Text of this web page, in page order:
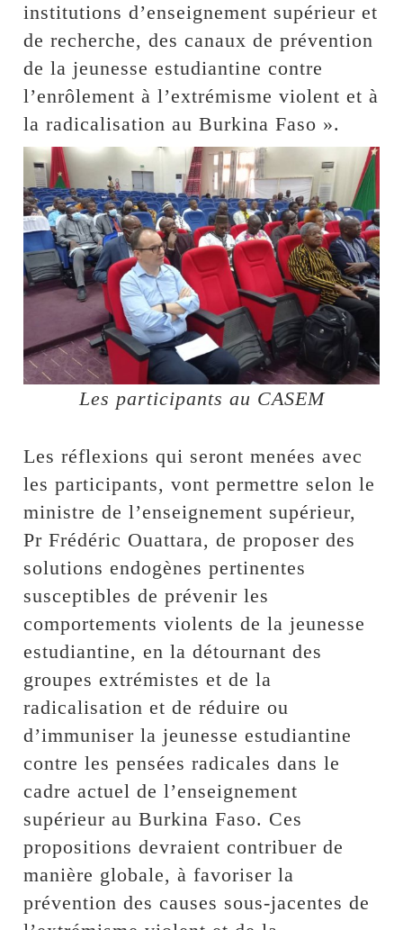
institutions d’enseignement supérieur et
de recherche, des canaux de prévention
de la jeunesse estudiantine contre
l’enrôlement à l’extrémisme violent et à
la radicalisation au Burkina Faso ».
Les participants au CASEM
Les réflexions qui seront menées avec
les participants, vont permettre selon le
ministre de l’enseignement supérieur,
Pr Frédéric Ouattara, de proposer des
solutions endogènes pertinentes
susceptibles de prévenir les
comportements violents de la jeunesse
estudiantine, en la détournant des
groupes extrémistes et de la
radicalisation et de réduire ou
d’immuniser la jeunesse estudiantine
contre les pensées radicales dans le
cadre actuel de l’enseignement
supérieur au Burkina Faso. Ces
propositions devraient contribuer de
manière globale, à favoriser la
prévention des causes sous-jacentes de